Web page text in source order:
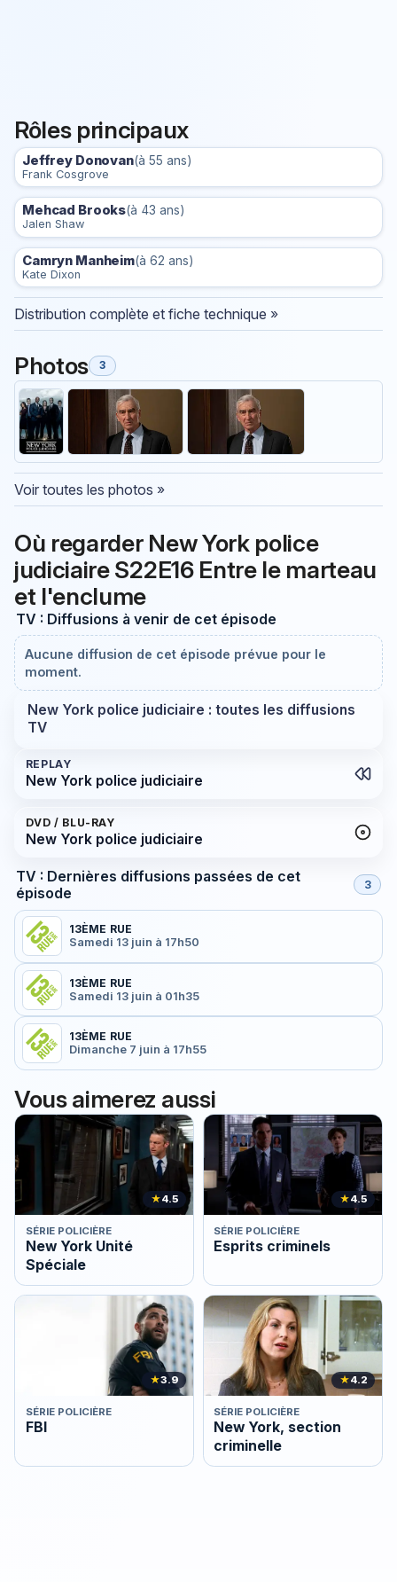
Rôles principaux
Jeffrey Donovan(à 55 ans)
Frank Cosgrove
Mehcad Brooks(à 43 ans)
Jalen Shaw
Camryn Manheim(à 62 ans)
Kate Dixon
Distribution complète et fiche technique »
Photos 3
Voir toutes les photos »
Où regarder New York police
judiciaire S22E16 Entre le marteau
et l'enclume
TV : Diffusions à venir de cet épisode
Aucune diffusion de cet épisode prévue pour le
moment.
New York police judiciaire : toutes les diffusions
TV
REPLAY
New York police judiciaire
DVD / BLU-RAY
New York police judiciaire
TV : Dernières diffusions passées de cet
épisode
3
13ÈME RUE
Samedi 13 juin à 17h50
13ÈME RUE
Samedi 13 juin à 01h35
13ÈME RUE
Dimanche 7 juin à 17h55
Vous aimerez aussi
★4.5
SÉRIE POLICIÈRE
New York Unité
Spéciale
★4.5
SÉRIE POLICIÈRE
Esprits criminels
★3.9
SÉRIE POLICIÈRE
FBI
★4.2
SÉRIE POLICIÈRE
New York, section
criminelle